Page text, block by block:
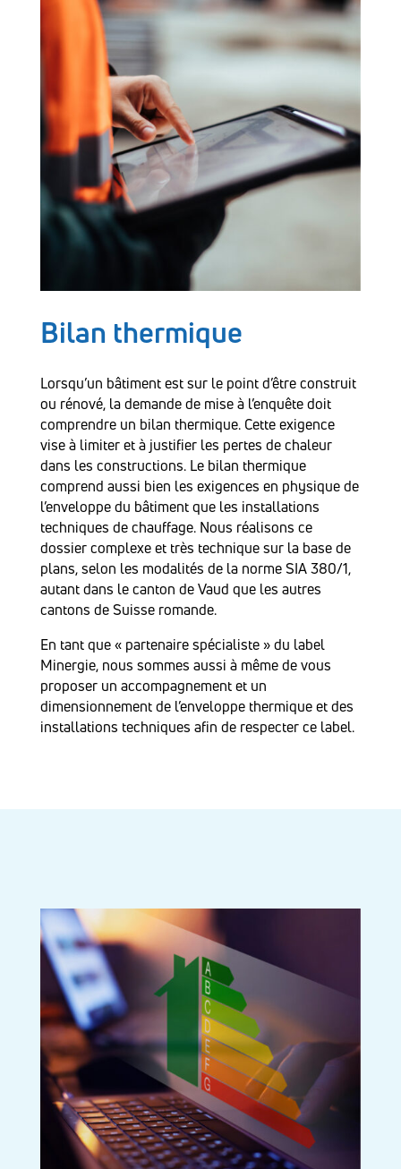
Bilan thermique
Lorsqu’un bâtiment est sur le point d’être construit
ou rénové, la demande de mise à l’enquête doit
comprendre un bilan thermique. Cette exigence
vise à limiter et à justifier les pertes de chaleur
dans les constructions. Le bilan thermique
comprend aussi bien les exigences en physique de
l’enveloppe du bâtiment que les installations
techniques de chauffage. Nous réalisons ce
dossier complexe et très technique sur la base de
plans, selon les modalités de la norme SIA 380/1,
autant dans le canton de Vaud que les autres
cantons de Suisse romande.
En tant que « partenaire spécialiste » du label
Minergie, nous sommes aussi à même de vous
proposer un accompagnement et un
dimensionnement de l’enveloppe thermique et des
installations techniques afin de respecter ce label.